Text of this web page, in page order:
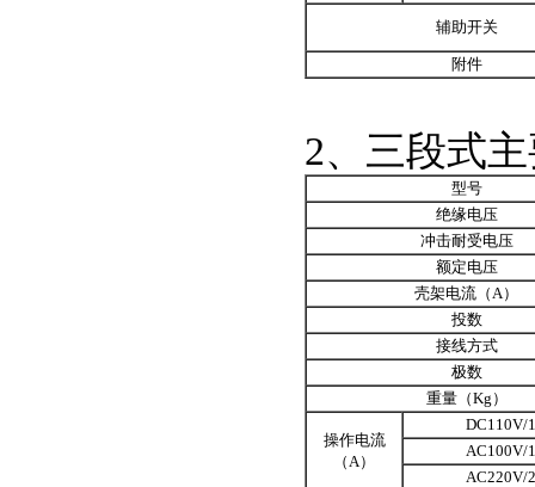
辅助开关
附件
2、三段式
型号
绝缘电压
冲击耐受电压
额定电压
壳架电流（A）
投数
接线方式
极数
重量（Kg）
操作电流
（A）
DC110V/
AC100V/
AC220V/